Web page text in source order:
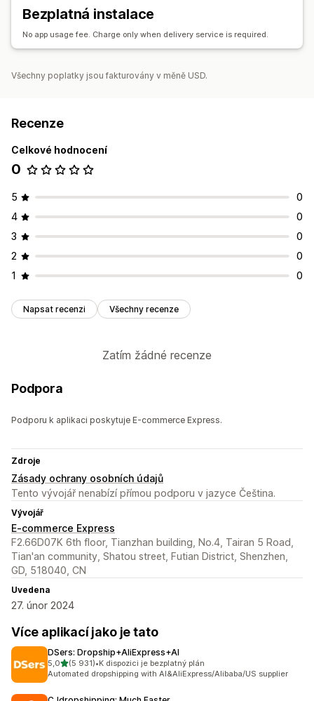
Zdrojové lokality
Bezplatná instalace
No app usage fee. Charge only when delivery service is required.
Všechny poplatky jsou fakturovány v měně USD.
Recenze
Celkové hodnocení
0
5
0
4
0
3
0
2
0
1
0
Napsat recenzi Všechny recenze
Zatím žádné recenze
Podpora
Podporu k aplikaci poskytuje E-commerce Express.
Zdroje
Zásady ochrany osobních údajů
Tento vývojář nenabízí přímou podporu v jazyce Čeština.
Vývojář
E-commerce Express
F2.66D07K 6th floor, Tianzhan building, No.4, Tairan 5 Road,
Tian'an community, Shatou street, Futian District, Shenzhen,
GD, 518040, CN
Uvedena
27. únor 2024
Více aplikací jako je tato
DSers: Dropship+AliExpress+AI
5,0z 5 hvězd
(5 931)
Celkový počet recenzí: 5931
•K dispozici je bezplatný plán
Automated dropshipping with AI&AliExpress/Alibaba/US supplier